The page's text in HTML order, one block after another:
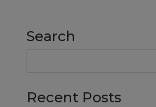
Search
Recent Posts